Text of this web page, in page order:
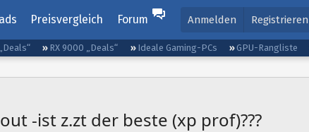
Preisvergleich Forum Anmelden Registrieren
RX 9000 „Deals“ Ideale Gaming-PCs GPU-Rangliste
-ist z.zt der beste (xp prof)???